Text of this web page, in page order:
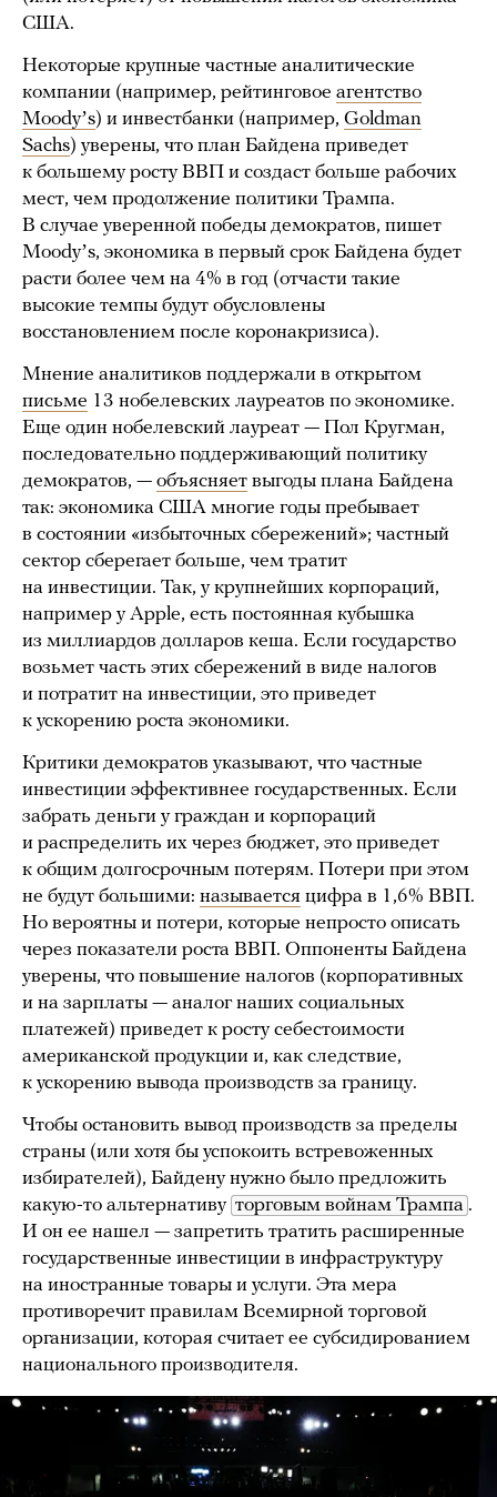
США.
Некоторые крупные частные аналитические
компании (например, рейтинговое агентство
Moodyʼs) и инвестбанки (например, Goldman
Sachs) уверены, что план Байдена приведет
к большему росту ВВП и создаст больше рабочих
мест, чем продолжение политики Трампа.
В случае уверенной победы демократов, пишет
Moodyʼs, экономика в первый срок Байдена будет
расти более чем на 4% в год (отчасти такие
высокие темпы будут обусловлены
восстановлением после коронакризиса).
Мнение аналитиков поддержали в открытом
письме 13 нобелевских лауреатов по экономике.
Еще один нобелевский лауреат — Пол Кругман,
последовательно поддерживающий политику
демократов, — объясняет выгоды плана Байдена
так: экономика США многие годы пребывает
в состоянии «избыточных сбережений»; частный
сектор сберегает больше, чем тратит
на инвестиции. Так, у крупнейших корпораций,
например у Apple, есть постоянная кубышка
из миллиардов долларов кеша. Если государство
возьмет часть этих сбережений в виде налогов
и потратит на инвестиции, это приведет
к ускорению роста экономики.
Критики демократов указывают, что частные
инвестиции эффективнее государственных. Если
забрать деньги у граждан и корпораций
и распределить их через бюджет, это приведет
к общим долгосрочным потерям. Потери при этом
не будут большими: называется цифра в 1,6% ВВП.
Но вероятны и потери, которые непросто описать
через показатели роста ВВП. Оппоненты Байдена
уверены, что повышение налогов (корпоративных
и на зарплаты — аналог наших социальных
платежей) приведет к росту себестоимости
американской продукции и, как следствие,
к ускорению вывода производств за границу.
Чтобы остановить вывод производств за пределы
страны (или хотя бы успокоить встревоженных
избирателей), Байдену нужно было предложить
какую-то альтернативу торговым войнам Трампа .
И он ее нашел — запретить тратить расширенные
государственные инвестиции в инфраструктуру
на иностранные товары и услуги. Эта мера
противоречит правилам Всемирной торговой
организации, которая считает ее субсидированием
национального производителя.